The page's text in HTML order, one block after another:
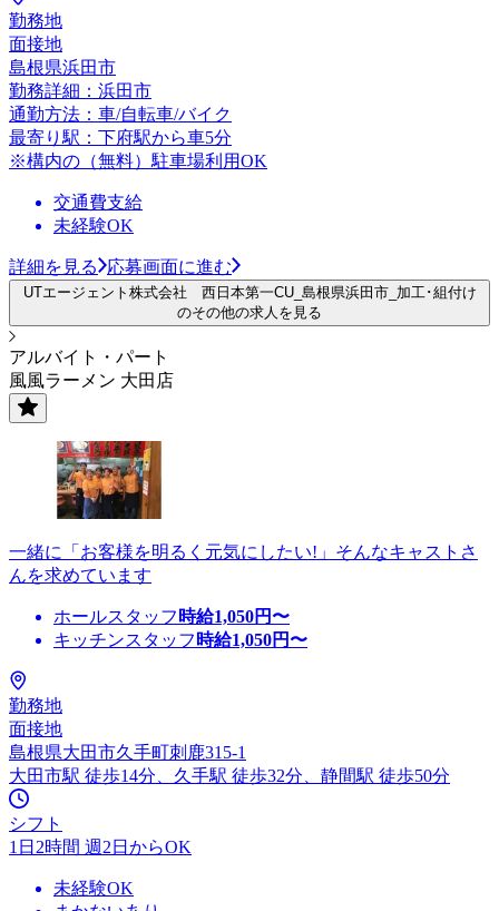
勤務地
面接地
島根県浜田市
勤務詳細：浜田市
通勤方法：車/自転車/バイク
最寄り駅：下府駅から車5分
※構内の（無料）駐車場利用OK
交通費支給
未経験OK
詳細を見る 応募画面に進む
UTエージェント株式会社 西日本第一CU_島根県浜田市_加工･組付け
のその他の求人を見る
アルバイト・パート
風風ラーメン 大田店
一緒に「お客様を明るく元気にしたい!」そんなキャストさ
んを求めています
ホールスタッフ 時給1,050円〜
キッチンスタッフ 時給1,050円〜
勤務地
面接地
島根県大田市久手町刺鹿315-1
大田市駅 徒歩14分、久手駅 徒歩32分、静間駅 徒歩50分
シフト
1日2時間 週2日からOK
未経験OK